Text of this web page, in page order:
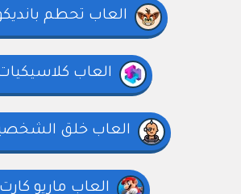
العاب تحطم
العاب
العاب خلق
العاب ماريو كارت